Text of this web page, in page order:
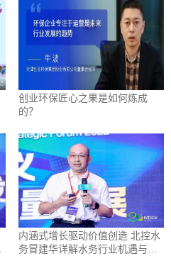
创业环保匠心之果是如何炼成
的？
内涵式增长驱动价值创造 北控水
务冒建华详解水务行业机遇与挑